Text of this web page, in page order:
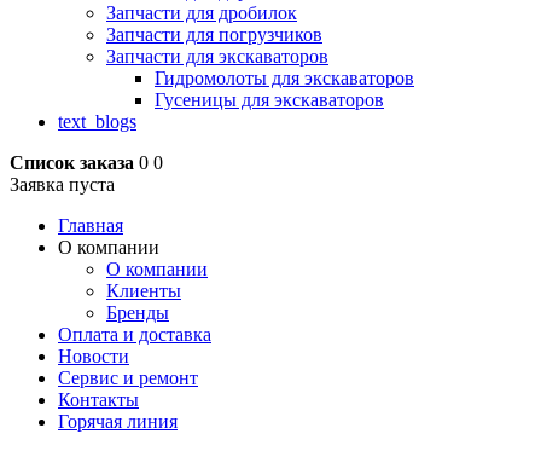
Запчасти для дробилок
Запчасти для погрузчиков
Запчасти для экскаваторов
Гидромолоты для экскаваторов
Гусеницы для экскаваторов
text_blogs
Список заказа 0 0
Заявка пуста
Главная
О компании
О компании
Клиенты
Бренды
Оплата и доставка
Новости
Сервис и ремонт
Контакты
Горячая линия